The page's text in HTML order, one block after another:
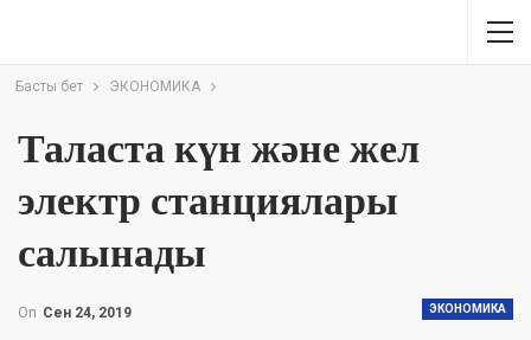
Басты бет ЭКОНОМИКА
Таласта күн және жел
электр станциялары
салынады
ЭКОНОМИКА
On Сен 24, 2019